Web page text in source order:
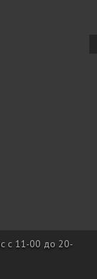
с 11-00 до 20-